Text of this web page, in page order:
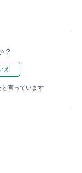
？
言っています